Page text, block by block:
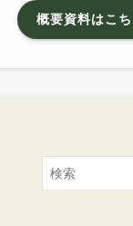
概要資料はこち